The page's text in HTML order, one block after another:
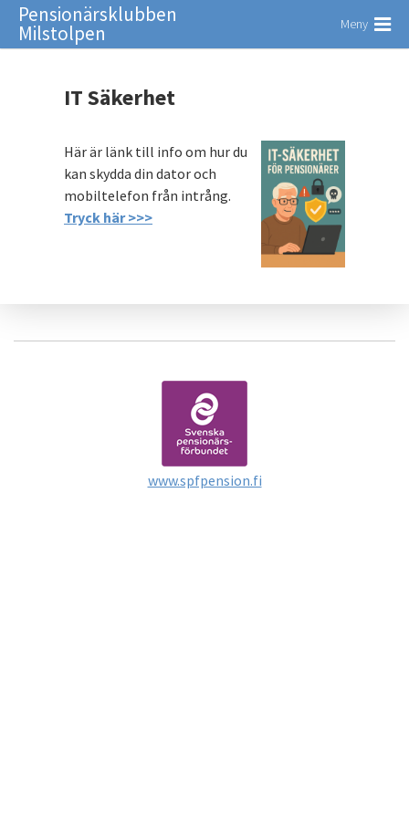
Pensionärsklubben
Milstolpen Meny
IT Säkerhet
Här är länk till info om hur du
kan skydda din dator och
mobiltelefon från intrång.
Tryck här >>>
www.spfpension.fi